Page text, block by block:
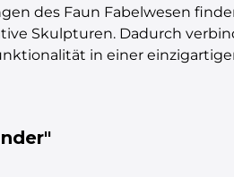
des Faun Fabelwesen
Skulpturen. Dadurch
in einer